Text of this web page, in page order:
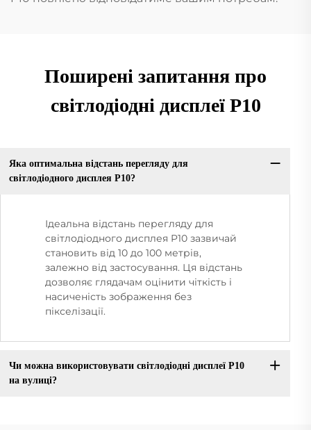
Поширені запитання про
світлодіодні дисплеї P10
Яка оптимальна відстань перегляду для
світлодіодного дисплея P10?
Ідеальна відстань перегляду для
світлодіодного дисплея P10 зазвичай
становить від 10 до 100 метрів,
залежно від застосування. Ця відстань
дозволяє глядачам оцінити чіткість і
насиченість зображення без
пікселізації.
Чи можна використовувати світлодіодні дисплеї P10
на вулиці?